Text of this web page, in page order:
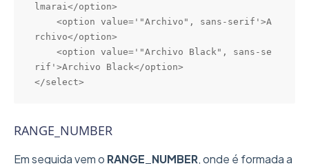
lmarai</option>
rchivo</option>
rif'>Archivo Black</option>
</select>
RANGE_NUMBER
Em seguida vem o RANGE_NUMBER, onde é formada a